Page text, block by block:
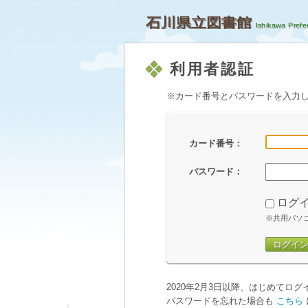
石川県立図書館
利用者認証
※カード番号とパスワードを入力
カード番号：
パスワード：
ログ
※共用パソ
ログイン
2020年2月3日以降、はじめてログ
パスワードを忘れた場合も こちら